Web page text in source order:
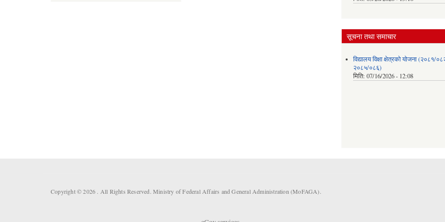
सूचना तथा समाचार
विद्यालय विक्षा क्षेत्रको योजना (२०८१/
२०८५/०८६)
मिति: 07/16/2026 - 12:08
Copyright © 2026 . All Rights Reserved. Ministry of Federal Affairs and General Administration (MoFAGA).